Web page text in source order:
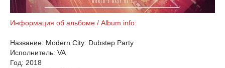
Информация об альбоме / Album info:
Название: Modern City: Dubstep Party
Исполнитель: VA
Год: 2018